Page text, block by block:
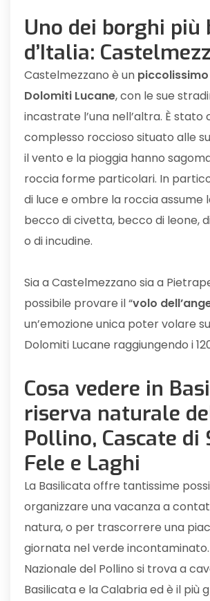
Uno dei borghi più
d’Italia:
Castelmezzano è un
Dolomiti Lucane, con le sue
incastrate l’una nell’altra. È stato
complesso roccioso situato alle
il vento e la pioggia hanno
roccia forme particolari. In
di luce e ombre la roccia assume
becco di civetta, becco di leone,
o di incudine.
Sia a Castelmezzano sia a
possibile provare il “volo
un’emozione unica poter volare
Dolomiti Lucane raggiungendo i
Cosa vedere in
riserva naturale
Pollino, Cascate di
Fele e Laghi
La Basilicata offre tantissime
organizzare una vacanza a
natura, o per trascorrere una
giornata nel verde
Nazionale del Pollino si trova a
Basilicata e la Calabria ed è il più